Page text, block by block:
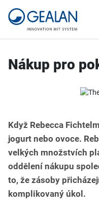
Nákup pro
Když Rebecca
jogurt nebo ovoce.
velkých množstvích
oddělení nákupu
to, že zásoby
komplikovaný úkol.